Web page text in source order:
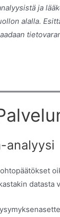
ja
alalla.
analyysi
datasta